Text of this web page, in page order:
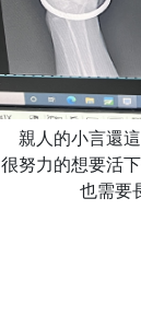
親人的小言還
很努力的想要活
也需要